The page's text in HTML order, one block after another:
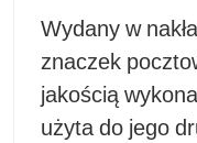
Wydany w
znaczek
jakością
użyta do jego